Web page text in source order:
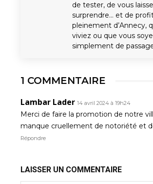
de tester, de vous
surprendre… et de
pleinement d’Annecy,
viviez ou que vous
simplement de
1 COMMENTAIRE
Lambar Lader 14 avril 2024 à 19h24
Merci de faire la promotion de notre
manque cruellement de notoriété et
Répondre
LAISSER UN COMMENTAIRE